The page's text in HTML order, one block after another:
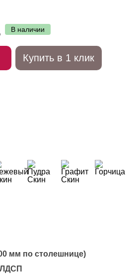
В наличии
Купить в 1 клик
мм по столешнице)
ЛДСП